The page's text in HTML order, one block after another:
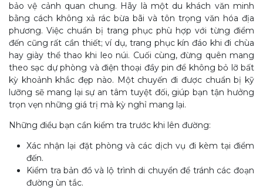
bảo vệ cảnh quan chung. Hãy là một du khách văn minh
bằng cách không xả rác bừa bãi và tôn trọng văn hóa địa
phương. Việc chuẩn bị trang phục phù hợp với từng điểm
đến cũng rất cần thiết; ví dụ, trang phục kín đáo khi đi chùa
hay giày thể thao khi leo núi. Cuối cùng, đừng quên mang
theo sạc dự phòng và điện thoại đầy pin để không bỏ lỡ bất
kỳ khoảnh khắc đẹp nào. Một chuyến đi được chuẩn bị kỹ
lưỡng sẽ mang lại sự an tâm tuyệt đối, giúp bạn tận hưởng
trọn vẹn những giá trị mà kỳ nghỉ mang lại.
Những điều bạn cần kiểm tra trước khi lên đường:
Xác nhận lại đặt phòng và các dịch vụ đi kèm tại điểm
đến.
Kiểm tra bản đồ và lộ trình di chuyển để tránh các đoạn
đường ùn tắc.